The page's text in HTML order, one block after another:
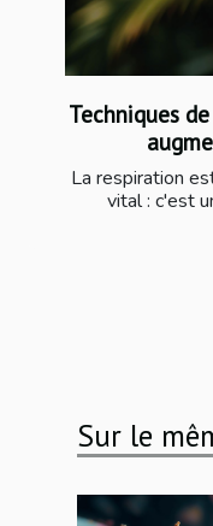
Techniques
La respiration
vital : c'est
Sur le